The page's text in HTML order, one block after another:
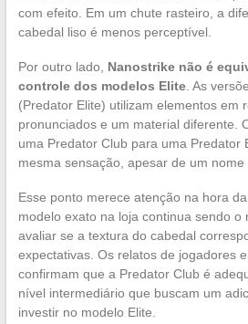
com efeito. Em um chute rasteiro, a
cabedal liso é menos perceptível.
Por outro lado, Nanostrike não é
controle dos modelos Elite. As
(Predator Elite) utilizam elementos em
pronunciados e um material diferente.
uma Predator Club para uma Predator
mesma sensação, apesar de um nome
Esse ponto merece atenção na hora
modelo exato na loja continua sendo o
avaliar se a textura do cabedal
expectativas. Os relatos de jogadores
confirmam que a Predator Club é
nível intermediário que buscam um
investir no modelo Elite.